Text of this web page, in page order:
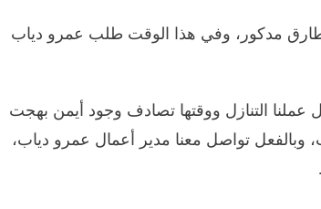
طارق مدكور، وفي هذا الوقت طلب عمرو دياب
عملنا التنازل ووقتها تصادف وجود أيمن بهجت
وبالفعل تواصل معنا مدير أعمال عمرو دياب،